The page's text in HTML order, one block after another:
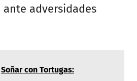
adversidades
Soñar con Tortugas: